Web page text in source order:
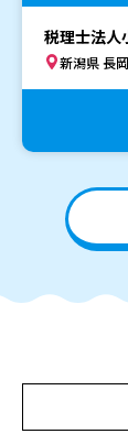
税理士法人
新潟県 長